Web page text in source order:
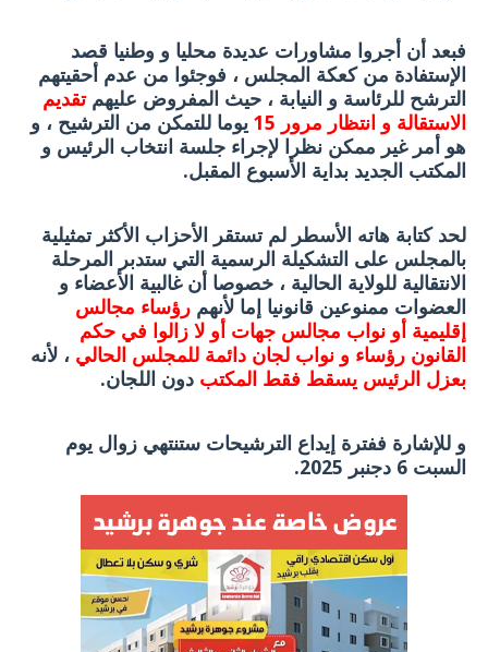
فبعد أن أجروا مشاورات عديدة محليا و وطنيا قصد
الإستفادة من كعكة المجلس ، فوجئوا من عدم أحقيتهم
الترشح للرئاسة و النيابة ، حيث المفروض عليهمتقديم
الاستقالة و انتظار مرور 15
يوما للتمكن من الترشيح ، و
هو أمر غير ممكن نظرا لإجراء جلسة انتخاب الرئيس و
المكتب الجديد بداية الأسبوع المقبل.
لحد كتابة هاته الأسطر لم تستقر الأحزاب الأكثر تمثيلية
بالمجلس على التشكيلة الرسمية التي ستدبر المرحلة
الانتقالية للولاية الحالية ، خصوصا أن غالبية الأعضاء و
العضوات ممنوعين قانونيا إما لأنهم رؤساء مجالس
إقليمية أو نواب مجالس جهات أو لا زالوا في حكم
القانون رؤساء و نواب لجان دائمة للمجلس الحالي ، لأنه
بعزل الرئيس يسقط فقط المكتب دون اللجان.
و للإشارة ففترة إيداع الترشيحات ستنتهي زوال يوم
السبت 6 دجنبر 2025.